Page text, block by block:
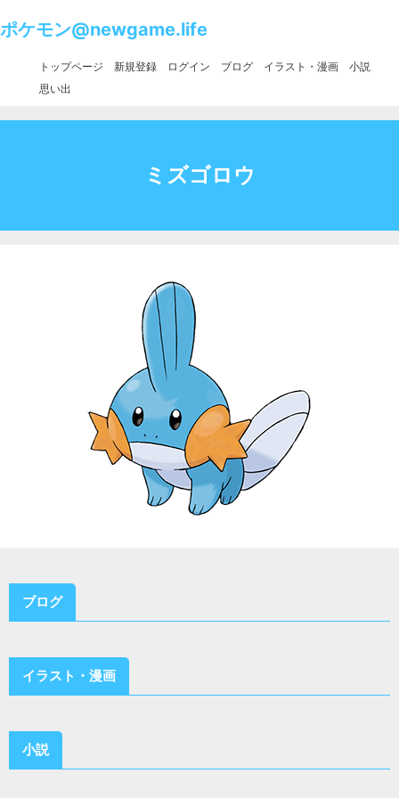
ポケモン@newgame.life
トップページ 新規登録 ログイン ブログ イラスト・漫画
小説
思い出
ミズゴロウ
ブログ
イラスト・漫画
小説